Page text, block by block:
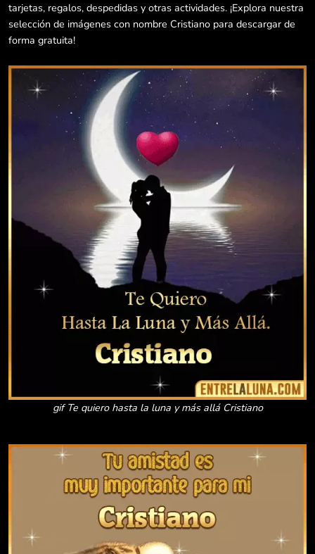
tarjetas, regalos, despedidas y otras actividades. ¡Explora nuestra
selección de imágenes con nombre Cristiano para descargar de
forma gratuita!
gif Te quiero hasta la luna y más allá Cristiano